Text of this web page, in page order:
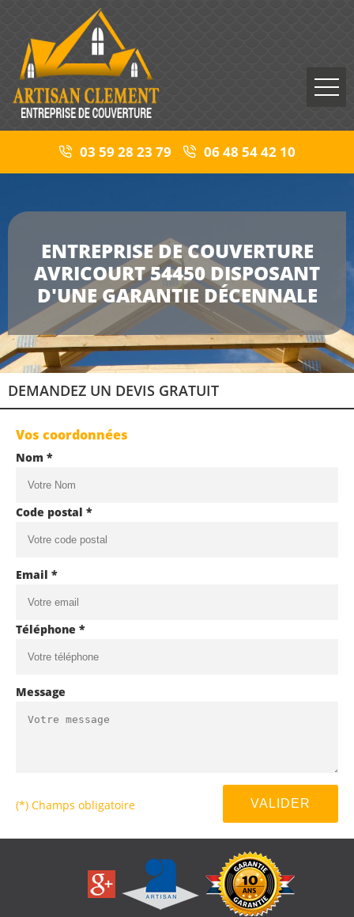
03 59 28 23 79 06 48 54 42 10
ENTREPRISE DE COUVERTURE
AVRICOURT 54450 DISPOSANT
D'UNE GARANTIE DÉCENNALE
DEMANDEZ UN DEVIS GRATUIT
Vos coordonnées
Nom *
Code postal *
Email *
Téléphone *
Message
(*) Champs obligatoire